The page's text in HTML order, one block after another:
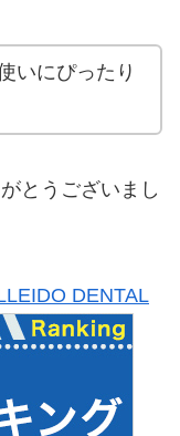
いにぴったり
とうございまし
DENTAL